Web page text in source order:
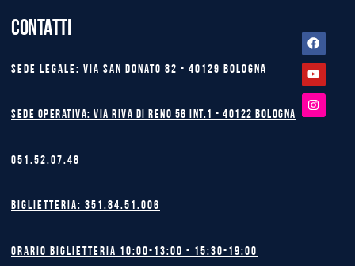
Facebook
Youtube
Instagram
CONTATTI
Sede legale: Via San Donato 82 - 40129 BOLOGNA
Sede operativa: Via Riva di Reno 56 int.1 - 40122 BOLOGNA
051.52.07.48
Biglietteria: 351.84.51.006
Orario biglietteria 10:00-13:00 - 15:30-19:00